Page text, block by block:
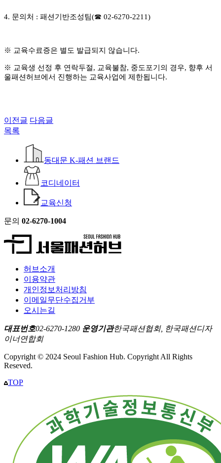
4. 문의처 : 패션기반조성팀(☎ 02-6270-2211)
※ 교육수료증은 별도 발급되지 않습니다.
※ 교육생 선정 후 연락두절, 교육불참, 중도포기의 경우, 향후 서
울패션허브에서 진행하는 교육사업에 제한됩니다.
이전글 다음글
목록
동대문 K-패션 브랜드
코디네이터
교육신청
문의 02-6270-1004
허브소개
이용약관
개인정보처리방침
이메일무단수집거부
오시는길
대표번호02-6270-1280 운영기관한국패션협회, 한국패션디자
이너연합회
Copyright © 2024 Seoul Fashion Hub. Copyright All Rights
Reseved.
TOP